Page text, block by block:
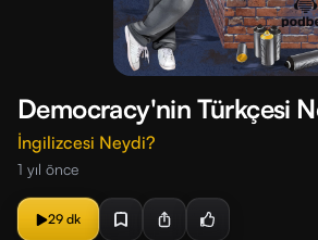
Democracy'nin Türkçesi
İngilizcesi Neydi?
1 yıl önce
29 dk